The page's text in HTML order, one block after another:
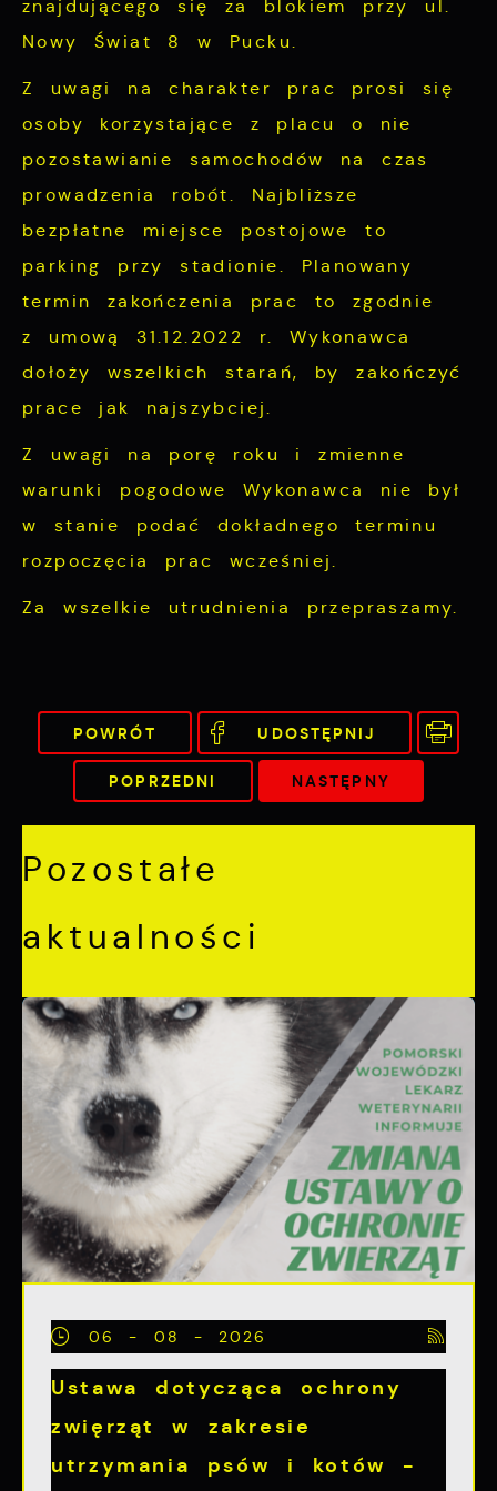
znajdującego się za blokiem przy ul.
Nowy Świat 8 w Pucku.
Z uwagi na charakter prac prosi się
osoby korzystające z placu o nie
pozostawianie samochodów na czas
prowadzenia robót. Najbliższe
bezpłatne miejsce postojowe to
parking przy stadionie. Planowany
termin zakończenia prac to zgodnie
z umową 31.12.2022 r. Wykonawca
dołoży wszelkich starań, by zakończyć
prace jak najszybciej.
Z uwagi na porę roku i zmienne
warunki pogodowe Wykonawca nie był
w stanie podać dokładnego terminu
rozpoczęcia prac wcześniej.
Za wszelkie utrudnienia przepraszamy.
POWRÓT UDOSTĘPNIJ
POPRZEDNI NASTĘPNY
Pozostałe
aktualności
06 - 08 - 2026
Ustawa dotycząca ochrony
zwięrząt w zakresie
utrzymania psów i kotów -
cookies gwarantuje dostępność większej
ilości funkcji na stronie.
informacji w zakresie wykorzystywania
witryny internetowej, miejsca oraz
częstotliwości, z jaką odwiedzane są nasze
serwisy www. Dane pozwalają nam na
względem ich popularności wśród
użytkowników. Zgromadzone informacje są
przetwarzane w formie zanonimizowanej.
Wyrażenie zgody na analityczne pliki
cookies gwarantuje dostępność wszystkich
Reklamowe
Dzięki reklamowym plikom cookies
prezentujemy Ci najciekawsze informacje i
podstawie analizy Twoich upodobań oraz
Twoich zwyczajów dotyczących przeglądanej
witryny internetowej. Treści promocyjne
trzecich lub firm będących naszymi
partnerami oraz innych dostawców usług.
Firmy te działają w charakterze
pośredników prezentujących nasze treści w
Więcej